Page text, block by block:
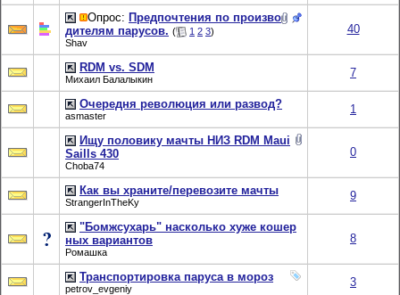
Опрос: Предпочтения по произво
дителям парусов. ( 1 2 3)
Shav
40
RDM vs. SDM
Михаил Балалыкин 7
Очередня революция или развод?
asmaster 1
Ищу половику мачты НИЗ RDM Maui
Saills 430
Choba74
0
Как вы храните/перевозите мачты
StrangerInTheKy 9
"Бомжсухарь" насколько хуже кошер
ных вариантов
Ромашка
8
Транспортировка паруса в мороз
petrov_evgeniy 3